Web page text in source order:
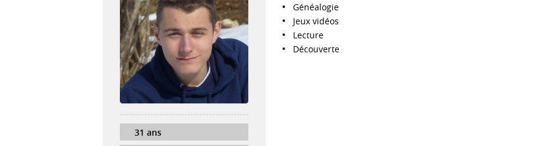
31 ans
Généalogie
Jeux vidéos
Lecture
Découverte